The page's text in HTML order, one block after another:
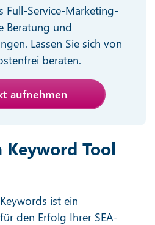
Full-Service-Marketing-
Beratung und
Lassen Sie sich von
beraten.
aufnehmen
Tool
ist ein
den Erfolg Ihrer SEA-